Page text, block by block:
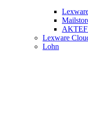
Lexware
Lohn